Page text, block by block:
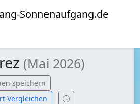
Sonnenaufgang.de
(Mai 2026)
speichern
Vergleichen